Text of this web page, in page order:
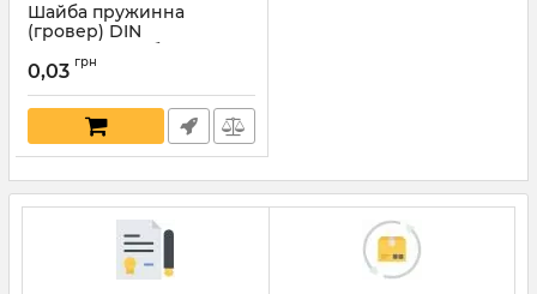
Шайба пружинна
(гровер) DIN
127.Покриття: білий цинк.
М 4мм
Артикул: 5092
0,03 грн